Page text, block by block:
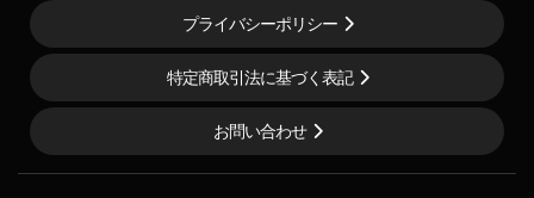
プライバシーポリシー
特定商取引法に基づく表記
お問い合わせ